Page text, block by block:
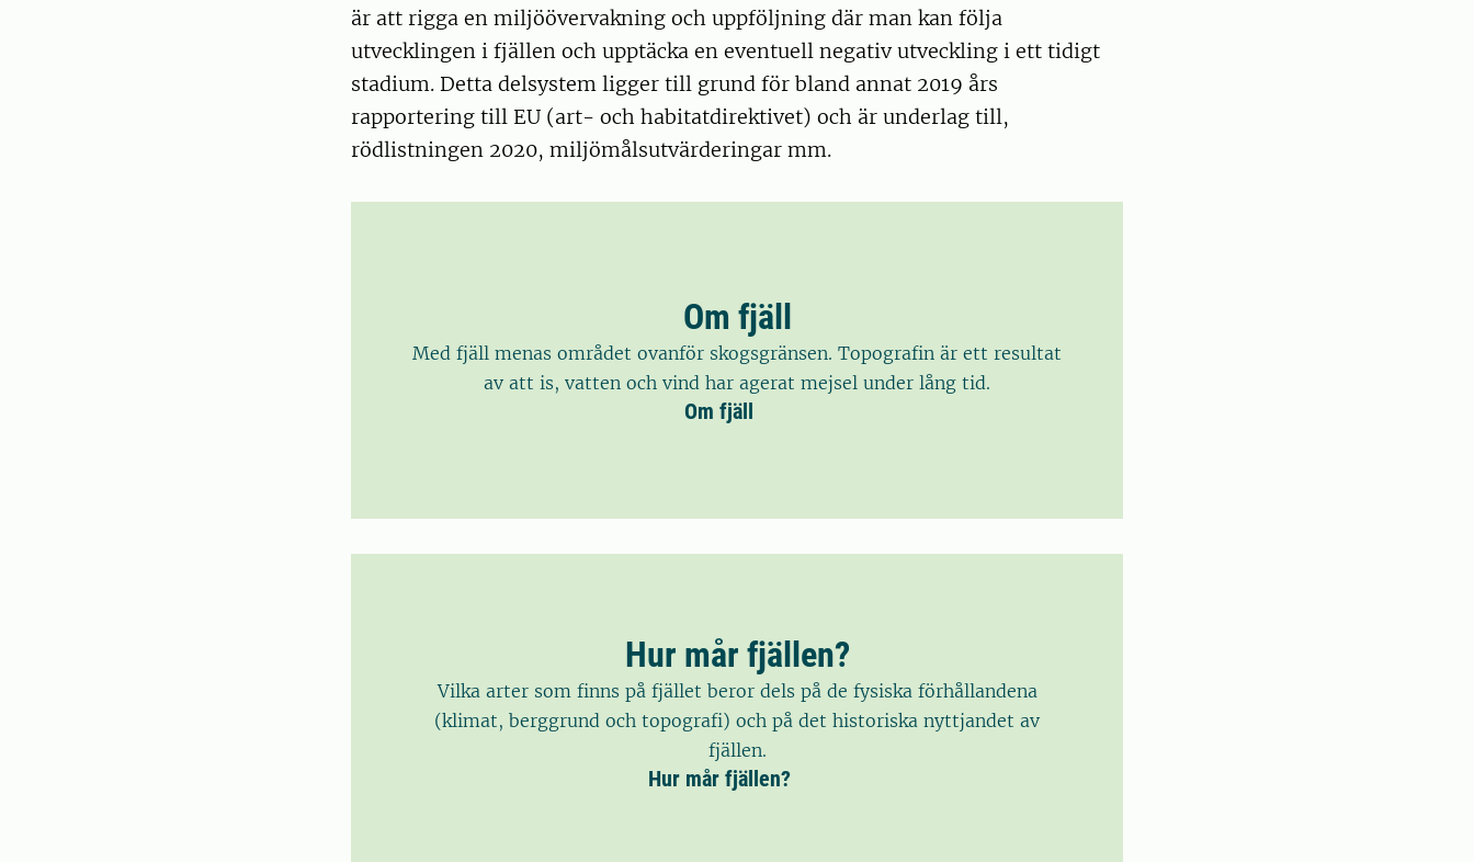
är att rigga en miljöövervakning och uppföljning där man kan följa
utvecklingen i fjällen och upptäcka en eventuell negativ utveckling i ett tidigt
stadium. Detta delsystem ligger till grund för bland annat 2019 års
rapportering till EU (art- och habitatdirektivet) och är underlag till,
rödlistningen 2020, miljömålsutvärderingar mm.
Om fjäll
Med fjäll menas området ovanför skogsgränsen. Topografin är ett resultat
av att is, vatten och vind har agerat mejsel under lång tid.
Om fjäll
Hur mår fjällen?
Vilka arter som finns på fjället beror dels på de fysiska förhållandena
(klimat, berggrund och topografi) och på det historiska nyttjandet av
fjällen.
Hur mår fjällen?